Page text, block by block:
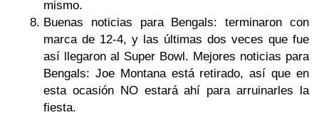
mismo.
Buenas noticias para Bengals: terminaron con
marca de 12-4, y las últimas dos veces que fue
así llegaron al Super Bowl. Mejores noticias para
Bengals: Joe Montana está retirado, así que en
esta ocasión NO estará ahí para arruinarles la
fiesta.